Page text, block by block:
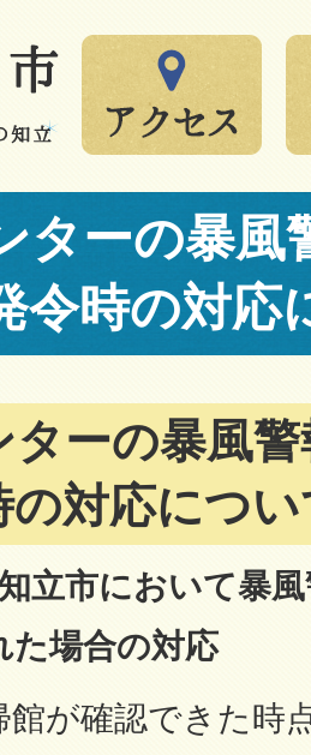
ターの暴風
令時の対応
ターの暴風
の対応につ
立市において暴
た場合の対応
が確認できた時